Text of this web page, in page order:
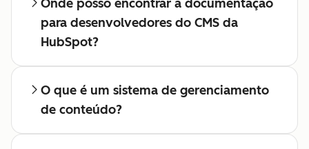
Onde posso encontrar a documentação
para desenvolvedores do CMS da
HubSpot?
O que é um sistema de gerenciamento
de conteúdo?